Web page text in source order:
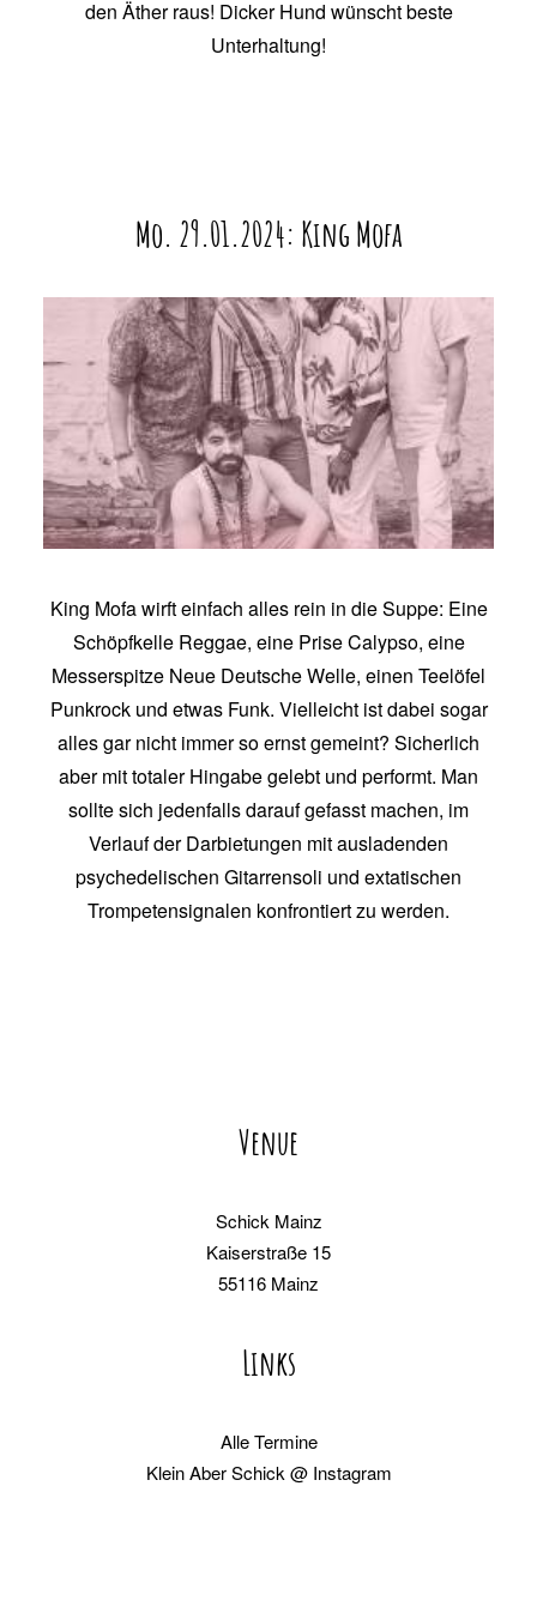
den Äther raus! Dicker Hund wünscht beste
Unterhaltung!
Mo. 29.01.2024: King Mofa
King Mofa wirft einfach alles rein in die Suppe: Eine
Schöpfkelle Reggae, eine Prise Calypso, eine
Messerspitze Neue Deutsche Welle, einen Teelöfel
Punkrock und etwas Funk. Vielleicht ist dabei sogar
alles gar nicht immer so ernst gemeint? Sicherlich
aber mit totaler Hingabe gelebt und performt. Man
sollte sich jedenfalls darauf gefasst machen, im
Verlauf der Darbietungen mit ausladenden
psychedelischen Gitarrensoli und extatischen
Trompetensignalen konfrontiert zu werden.
Venue
Schick Mainz
Kaiserstraße 15
55116 Mainz
Links
AlleTermine
Klein Aber Schick @ Instagram